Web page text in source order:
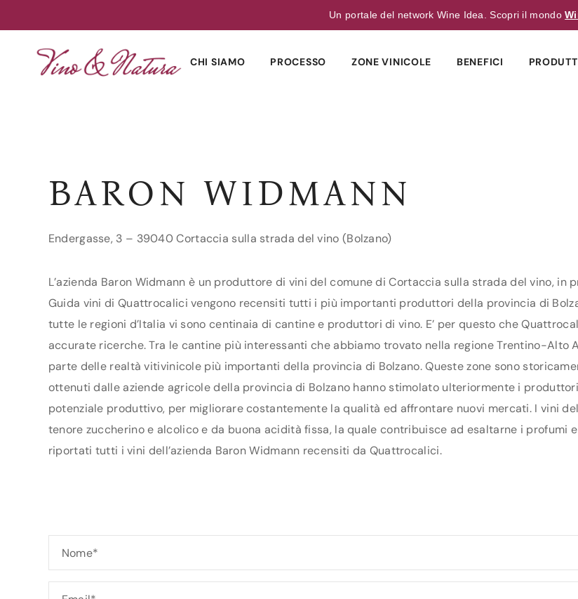
Un portale del network Wine Idea. Scopri il mondo
CHI SIAMO PROCESSO ZONE VINICOLE BENEFICI
BARON WIDMANN
Endergasse, 3 – 39040 Cortaccia sulla strada del vino (Bolzano)
L’azienda Baron Widmann è un produttore di vini del comune di Cortaccia sulla strada del vino, in
Guida vini di Quattrocalici vengono recensiti tutti i più importanti produttori della provincia di
tutte le regioni d’Italia vi sono centinaia di cantine e produttori di vino. E’ per questo che
accurate ricerche. Tra le cantine più interessanti che abbiamo trovato nella regione Trentino-Alto
parte delle realtà vitivinicole più importanti della provincia di Bolzano. Queste zone sono
ottenuti dalle aziende agricole della provincia di Bolzano hanno stimolato ulteriormente i
potenziale produttivo, per migliorare costantemente la qualità ed affrontare nuovi mercati. I vini
tenore zuccherino e alcolico e da buona acidità fissa, la quale contribuisce ad esaltarne i profumi
riportati tutti i vini dell’azienda Baron Widmann recensiti da Quattrocalici.